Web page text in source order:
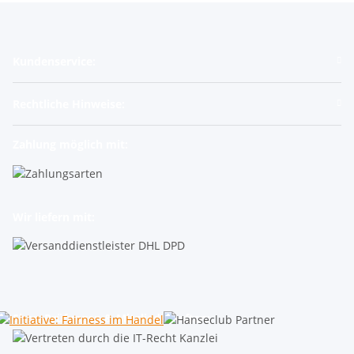
Shop-Prüfungen & Mitgliedschaften: